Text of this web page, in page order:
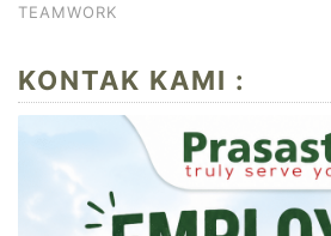
TEAMWORK
KONTAK KAMI :